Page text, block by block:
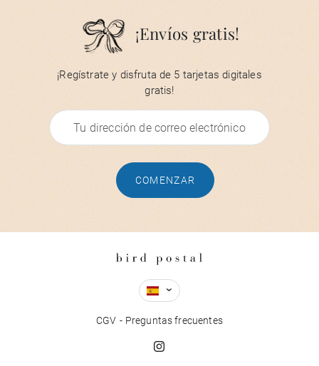
¡Envíos gratis!
¡Regístrate y disfruta de 5 tarjetas digitales
gratis!
COMENZAR
CGV Preguntas frecuentes